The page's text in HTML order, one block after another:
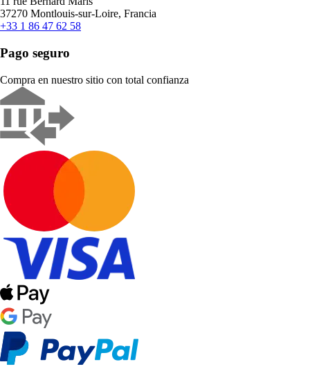
37270 Montlouis-sur-Loire, Francia
+33 1 86 47 62 58
Pago seguro
Compra en nuestro sitio con total confianza